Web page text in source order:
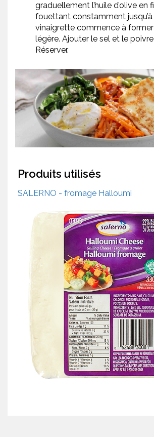
graduellement l’huile d’olive en
fouettant constamment
vinaigrette commence à
légère. Ajouter le sel et le
Réserver.
Produits utilisés
SALERNO - fromage Halloumi